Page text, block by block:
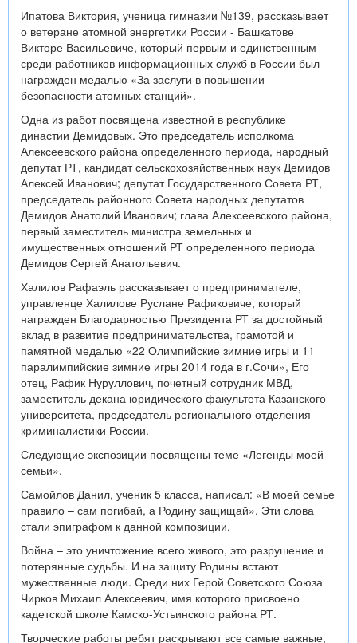
Ипатова Виктория, ученица гимназии №139, рассказывает
о ветеране атомной энергетики России - Башкатове
Викторе Васильевиче, который первым и единственным
среди работников информационных служб в России был
награжден медалью «За заслуги в повышении
безопасности атомных станций».
Одна из работ посвящена известной в республике
династии Демидовых. Это председатель исполкома
Алексеевского района определенного периода, народный
депутат РТ, кандидат сельскохозяйственных наук Демидов
Алексей Иванович; депутат Государственного Совета РТ,
председатель районного Совета народных депутатов
Демидов Анатолий Иванович; глава Алексеевского района,
первый заместитель министра земельных и
имущественных отношений РТ определенного периода
Демидов Сергей Анатольевич.
Халилов Рафаэль рассказывает о предпринимателе,
управленце Халилове Руслане Рафиковиче, который
награжден Благодарностью Президента РТ за достойный
вклад в развитие предпринимательства, грамотой и
памятной медалью «22 Олимпийские зимние игры и 11
паралимпийские зимние игры 2014 года в г.Сочи», Его
отец, Рафик Нуруллович, почетный сотрудник МВД,
заместитель декана юридического факультета Казанского
университета, председатель регионального отделения
криминалистики России.
Следующие экспозиции посвящены теме «Легенды моей
семьи».
Самойлов Данил, ученик 5 класса, написал: «В моей семье
правило – сам погибай, а Родину защищай». Эти слова
стали эпиграфом к данной композиции.
Война – это уничтожение всего живого, это разрушение и
потерянные судьбы. И на защиту Родины встают
мужественные люди. Среди них Герой Советского Союза
Чирков Михаил Алексеевич, имя которого присвоено
кадетской школе Камско-Устьинского района РТ.
Творческие работы ребят раскрывают все самые важные,